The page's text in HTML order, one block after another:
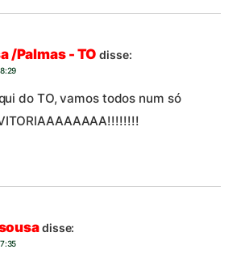
/Palmas - TO disse:
do TO, vamos todos num só
disse: